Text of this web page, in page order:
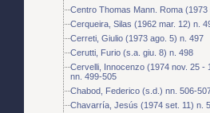
Centro Thomas Mann. Roma
Cerqueira, Silas (1962 mar. 12) n.
Cerreti, Giulio (1973 ago. 5) n. 497
Cerutti, Furio (s.a. giu. 8) n. 498
Cervelli, Innocenzo (1974 nov. 25 -
nn. 499-505
Chabod, Federico (s.d.) nn. 506-
Chavarría, Jesús (1974 set. 11) n.